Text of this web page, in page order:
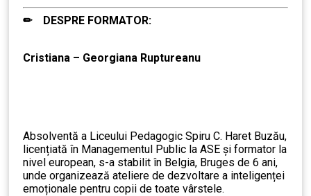
✏ DESPRE FORMATOR:
Cristiana – Georgiana Ruptureanu
Absolventă a Liceului Pedagogic Spiru C. Haret Buzău,
licențiată în Managementul Public la ASE și formator la
nivel european, s-a stabilit în Belgia, Bruges de 6 ani,
unde organizează ateliere de dezvoltare a inteligenței
emoționale pentru copii de toate vârstele.